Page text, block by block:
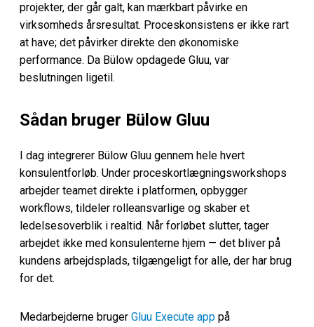
projekter, der går galt, kan mærkbart påvirke en
virksomheds årsresultat. Proceskonsistens er ikke rart
at have; det påvirker direkte den økonomiske
performance. Da Bülow opdagede Gluu, var
beslutningen ligetil.
Sådan bruger Bülow Gluu
I dag integrerer Bülow Gluu gennem hele hvert
konsulentforløb. Under proceskortlægningsworkshops
arbejder teamet direkte i platformen, opbygger
workflows, tildeler rolleansvarlige og skaber et
ledelsesoverblik i realtid. Når forløbet slutter, tager
arbejdet ikke med konsulenterne hjem — det bliver på
kundens arbejdsplads, tilgængeligt for alle, der har brug
for det.
Medarbejderne brugerGluu Execute app på